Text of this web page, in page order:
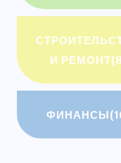
И РЕМОНТ
ФИНАНСЫ